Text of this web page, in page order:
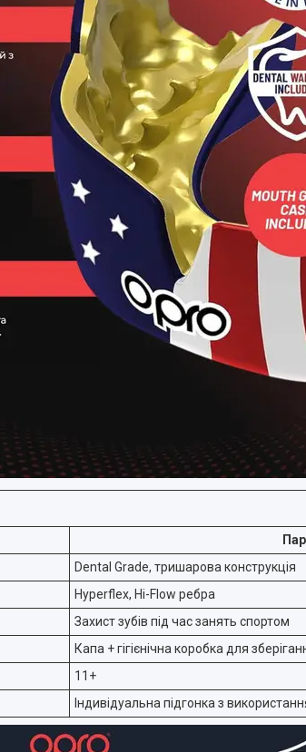
Dental Grade, тришарова конструкція
Hyperflex, Hi-Flow ребра
Захист зубів під час занять спортом
Капа + гігієнічна коробка для
11+
Індивідуальна підгонка з